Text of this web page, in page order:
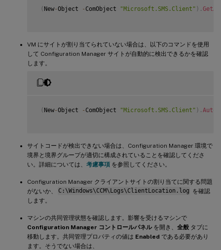
( New-Object - ComObject "Microsoft.SMS.Client" ) .
VM にサイトが割り当てられていない場合は、以下のコマンドを使用
して Configuration Manager サイトが自動的に検出できるかを確認
します。
( New-Object - ComObject "Microsoft.SMS.Client" ) .
サイトコードが検出できない場合は、Configuration Manager 環境で
境界と境界グループが適切に構成されていることを確認してくださ
い。詳細については、 考慮事項 を参照してください。
Configuration Manager クライアントサイトの割り当てに関する問題
がないか、
C:\Windows\CCM\Logs\ClientLocation.log を確認
します。
マシンの共同管理状態を確認します。影響を受けるマシンで
Configuration Manager コントロールパネルを開き、 全般 タブに
移動します。共同管理プロパティの値は Enabled である必要があり
ます。そうでない場合は、